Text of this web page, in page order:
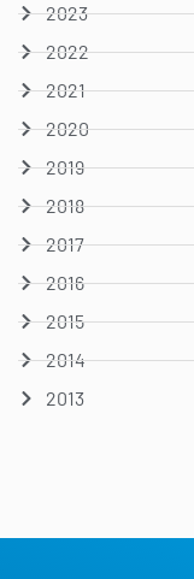
2023
2022
2021
2020
2019
2018
2017
2016
2015
2014
2013